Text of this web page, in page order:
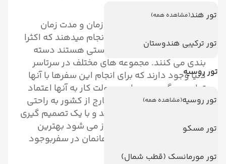
تور هند(مشاهده همه)
تور ترکیبی هندوستان
تور روسیه
تور روسیه(مشاهده همه)
تور مسکو
تور مورمانسک (قطب شمال)
تورها را به سفرهایی که در زمان و مدت زمان
مشخص با هدفی مشخص انجام میدهند که اکثرا
قصد تفریحی و اهداف توریستی هستند دسته
بندی می کنند. مجموعه های مختلف در سرتاسر
دنیا وجود دارند که برای انجام این سفرها با آنها
تماس میگیریم و برای سهولت کار به آنها اعتماد
می کنیم.امروزه سفرهای خارج از کشور به راحتی
هرچه تمام تر انجام می شوند و با یک تصمیم گیری
درست و به موقع با دیدی باز می شود بهترین
خاطرات را برای خود و همراهانمان در سفربوجود
آورد.